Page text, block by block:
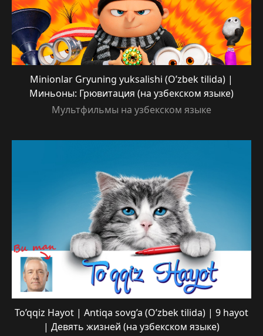
Minionlar Gryuning yuksalishi (O’zbek tilida) |
Миньоны: Грювитация (на узбекском языке)
Мультфильмы на узбекском языке
To’qqiz Hayot | Antiqa sovg’a (O’zbek tilida) | 9 hayot
| Девять жизней (на узбекском языке)